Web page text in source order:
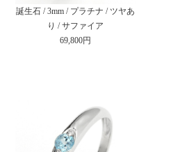
誕生石 / 3mm / プラチナ / ツヤあ
り / サファイア
69,800円